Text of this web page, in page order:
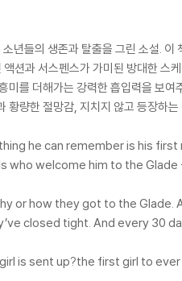
년들의 생존과 탈출을 그린 소설.
션과 서스펜스가 가미된 방대한
미를 더해가는 강력한 흡입력을 보
황량한 절망감, 지치지 않고 등장하
he can remember is his first
who welcome him to the
or how they got to the
closed tight. And every 30
is sent up?the first girl to